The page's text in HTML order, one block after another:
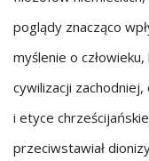
poglądy znacząco
myślenie o
cywilizacji
i etyce
przeciwstawiał